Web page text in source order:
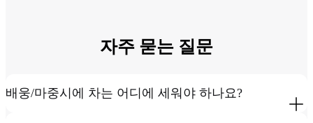
자주 묻는 질문
배웅/마중시에 차는 어디에 세워야 하나요?